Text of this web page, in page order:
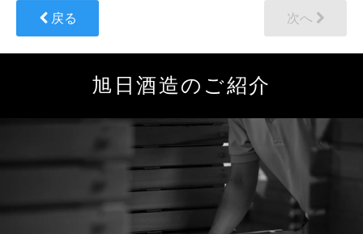
戻る 次へ
旭日酒造のご紹介